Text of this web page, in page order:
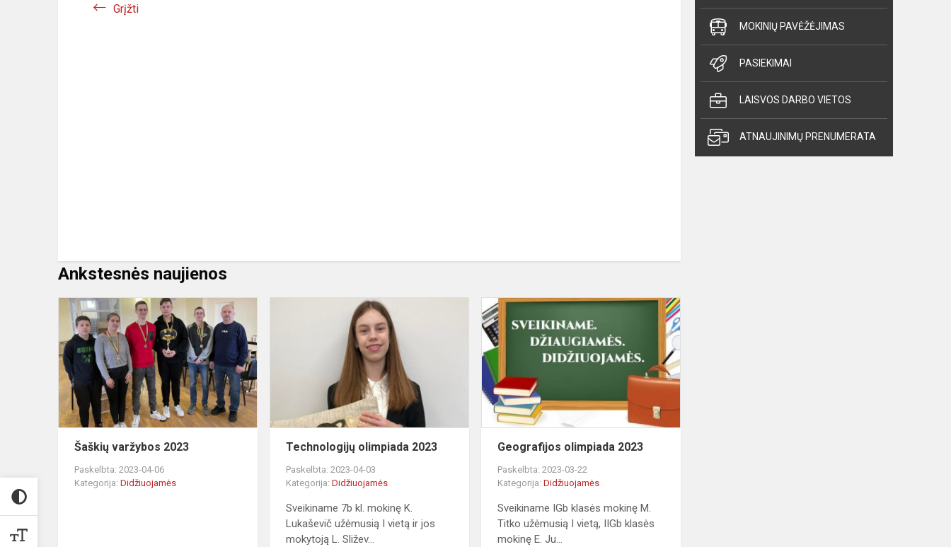
Grįžti
Ankstesnės naujienos
2023
Šaškių varžybos 2023
Paskelbta: 2023-04-06
Kategorija: Didžiuojamės
Technologijų
olimpiada
2023
Technologijų olimpiada 2023
Paskelbta: 2023-04-03
Kategorija:Didžiuojamės
Sveikiname 7b kl. mokinę K.
Lukaševič užėmusią I vietą ir jos
mokytoją L. Sližev...
Geografijos
olimpiada
2023
Geografijos olimpiada 2023
Paskelbta: 2023-03-22
Kategorija:Didžiuojamės
Sveikiname IGb klasės mokinę M.
Titko užėmusią I vietą, IIGb klasės
mokinę E. Ju...
MOKINIŲ PAVĖŽĖJIMAS
PASIEKIMAI
LAISVOS DARBO VIETOS
ATNAUJINIMŲ PRENUMERATA